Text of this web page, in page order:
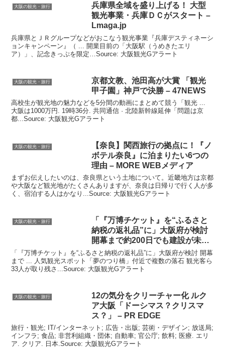
大阪の観光・旅行
兵庫県全域を盛り上げる！ 大型
観光事業・兵庫ＤＣがスタート –
Lmaga.jp
兵庫県とＪＲグループなどがおこなう観光事業『兵庫デスティネーシ
ョンキャンペーン』（ ... 開業目前の「大阪駅（うめきたエリ
ア）」、記念きっぷを限定…Source: 大阪観光Gアラート
大阪の観光・旅行 京都文教、池田高が大賞 「観光
甲子園」神戸で決勝 – 47NEWS
高校生が観光地の魅力などを5分間の動画にまとめて競う「観光 ...
大阪は1000万円. 19時36分. 共同通信 · 北陸新幹線延伸「問題は京
都...Source: 大阪観光Gアラート
大阪の観光・旅行
【奈良】関西旅行の拠点に！『ノ
ボテル奈良』に泊まりたい6つの
理由 – MORE WEBメディア
まずお伝えしたいのは、奈良県という土地について。近畿地方は京都
や大阪など観光地がたくさんありますが、奈良は日帰りで行く人が多
く、宿泊する人はかなり...Source: 大阪観光Gアラート
大阪の観光・旅行
「『万博チケット』を“ふるさと
納税の返礼品”に」 大阪府が検討
開幕まで約200日でも建設が未着
工 …
「『万博チケット』を“ふるさと納税の返礼品”に」大阪府が検討 開幕
まで ... 人気観光スポット「夢のつり橋」付近で複数の落石 観光客ら
33人が取り残さ...Source: 大阪観光Gアラート
大阪の観光・旅行
12の気分をクリーチャー化 ルク
ア大阪 「ドーシマス？クリスマ
ス？」 – PR EDGE
旅行・観光; IT/インターネット; 広告・出版; 芸術・デザイン; 放送局;
インフラ; 食品; 非営利組織・団体; 自動車; 官公庁; 飲料; 医療. エリ
ア. クリア. 日本.Source: 大阪観光Gアラート